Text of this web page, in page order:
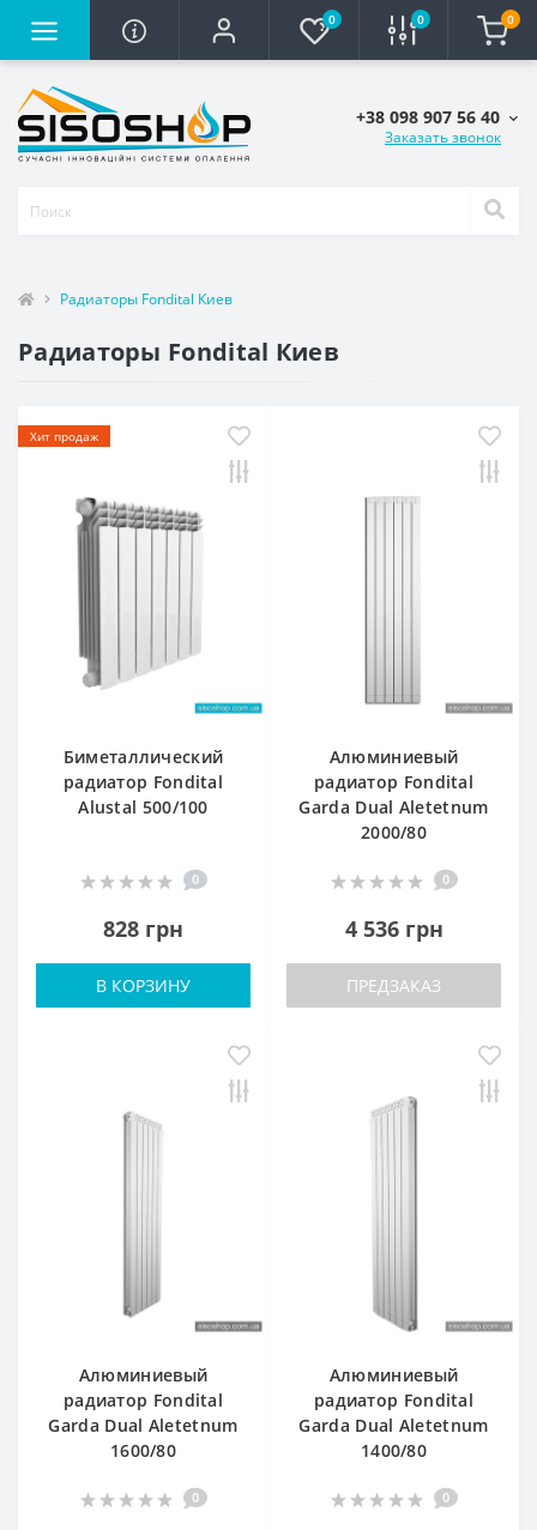
0 0 0
+38 098 907 56 40
Заказать звонок
Радиаторы Fondital Киев
Радиаторы Fondital Киев
Хит продаж
Биметаллический
радиатор Fondital
Alustal 500/100
0
828 грн
В КОРЗИНУ
Алюминиевый
радиатор Fondital
Garda Dual Aletetnum
2000/80
0
4 536 грн
ПРЕДЗАКАЗ
Алюминиевый
радиатор Fondital
Garda Dual Aletetnum
1600/80
0
Алюминиевый
радиатор Fondital
Garda Dual Aletetnum
1400/80
0